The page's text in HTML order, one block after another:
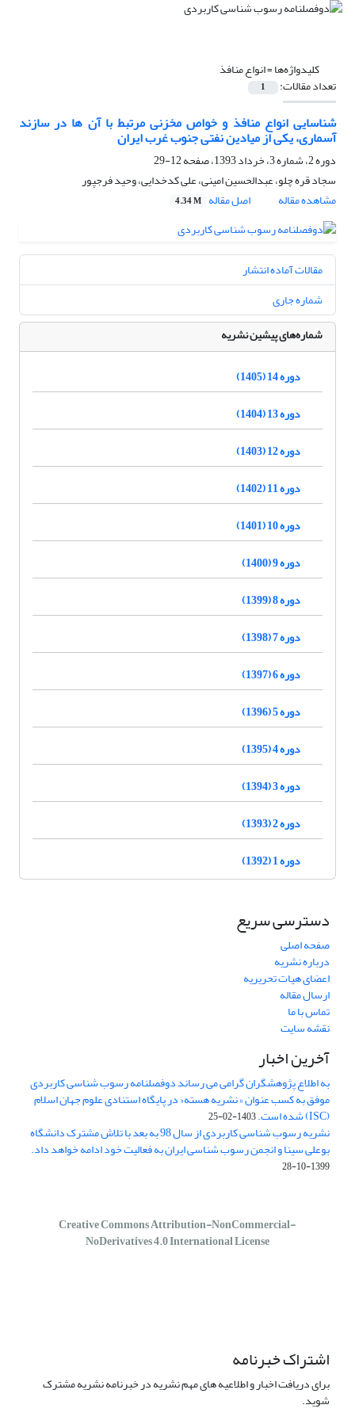
کلیدواژه‌ها =انواع منافذ
تعداد مقالات: 1
شناسایی انواع منافذ و خواص مخزنی مرتبط با آن ها در سازند
آسماری، یکی از میادین نفتی جنوب غرب ایران
دوره 2، شماره 3، خرداد 1393، صفحه
12-29
سجاد قره چلو، عبدالحسین امینی، علی کدخدایی، وحید فرجپور
مشاهده مقاله
اصل مقاله 4.34 M
مقالات آماده انتشار
شماره جاری
شماره‌های پیشین نشریه
دوره 14 (1405)
دوره 13 (1404)
دوره 12 (1403)
دوره 11 (1402)
دوره 10 (1401)
دوره 9 (1400)
دوره 8 (1399)
دوره 7 (1398)
دوره 6 (1397)
دوره 5 (1396)
دوره 4 (1395)
دوره 3 (1394)
دوره 2 (1393)
دوره 1 (1392)
دسترسی سریع
صفحه اصلی
درباره نشریه
اعضای هیات تحریریه
ارسال مقاله
تماس با ما
نقشه سایت
آخرین اخبار
به اطلاع پژوهشگران گرامی می رساند دوفصلنامه رسوب شناسی کاربردی
موفق به کسب عنوان » نشریه هسته« در پایگاه استنادی علوم جهان اسلام
(ISC) شده است. 1403-02-25
نشریه رسوب شناسی کاربردی از سال 98 به بعد با تلاش مشترک دانشگاه
بوعلی سینا و انجمن رسوب شناسی ایران به فعالیت خود ادامه خواهد داد.
1399-10-28
Creative Commons Attribution-NonCommercial-
NoDerivatives 4.0 International License
اشتراک خبرنامه
برای دریافت اخبار و اطلاعیه های مهم نشریه در خبرنامه نشریه مشترک
شوید.